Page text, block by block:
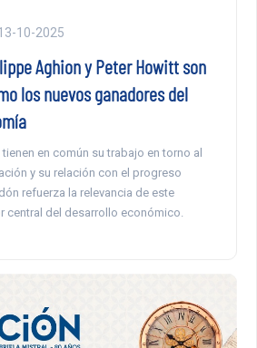
10-2025
Aghion y Peter Howitt son
los nuevos ganadores del
en común su trabajo en torno al
y su relación con el progreso
refuerza la relevancia de este
central del desarrollo económico.